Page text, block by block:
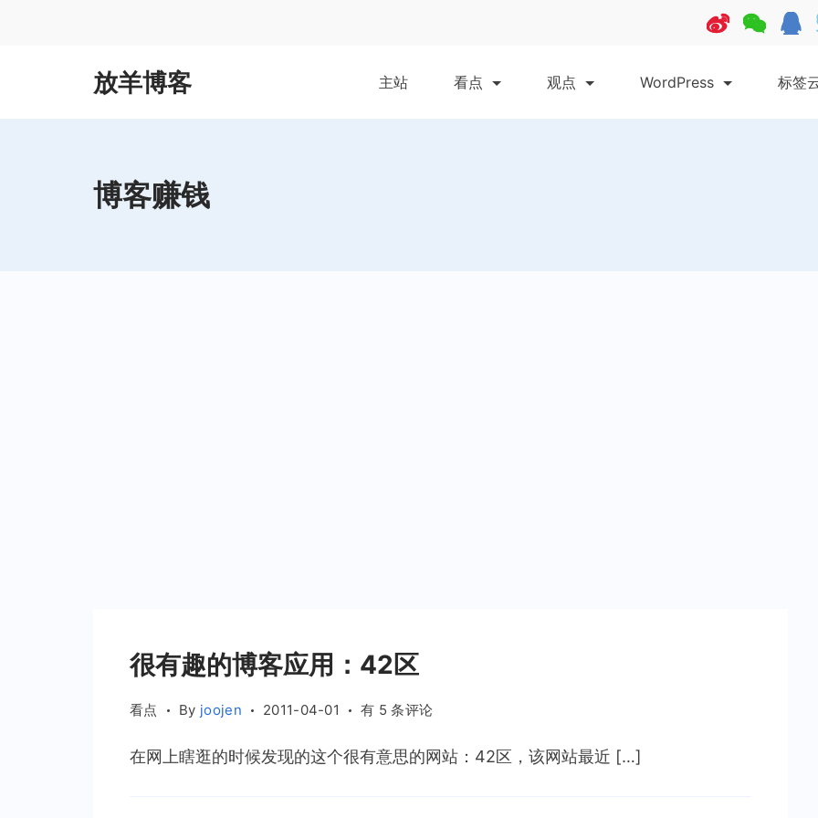
放羊博客 主站 看点 观点 WordPress 标签
博客赚钱
很有趣的博客应用：42区
看点 By joojen 2011-04-01
很
趣
有 5 条评论
在网上瞎逛的时候发现的这个很有意思的网站：42区，该网站最近 […]